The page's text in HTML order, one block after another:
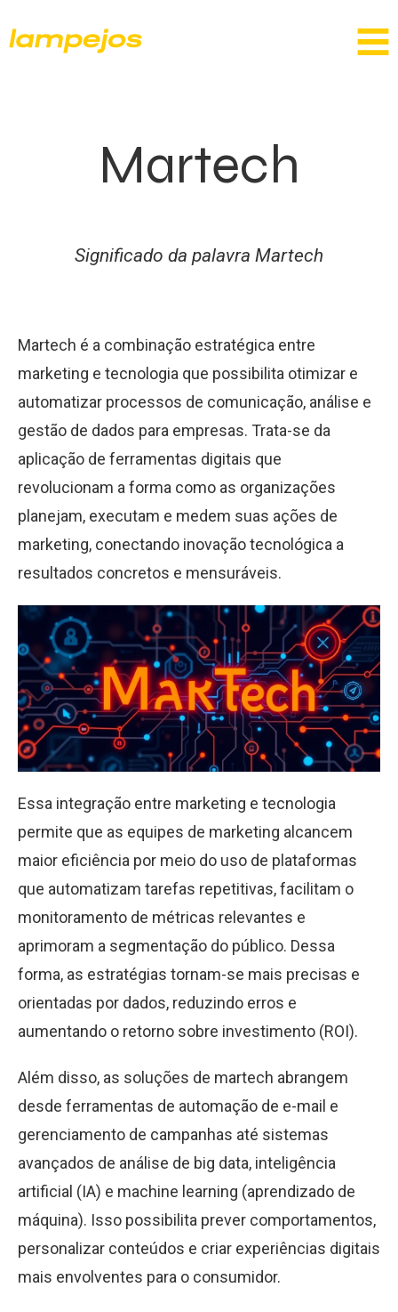
Martech
Significado da palavra Martech
Martech é a combinação estratégica entre
marketing e tecnologia que possibilita otimizar e
automatizar processos de comunicação, análise e
gestão de dados para empresas. Trata-se da
aplicação de ferramentas digitais que
revolucionam a forma como as organizações
planejam, executam e medem suas ações de
marketing, conectando inovação tecnológica a
resultados concretos e mensuráveis.
Essa integração entre marketing e tecnologia
permite que as equipes de marketing alcancem
maior eficiência por meio do uso de plataformas
que automatizam tarefas repetitivas, facilitam o
monitoramento de métricas relevantes e
aprimoram a segmentação do público. Dessa
forma, as estratégias tornam-se mais precisas e
orientadas por dados, reduzindo erros e
aumentando o retorno sobre investimento (ROI).
Além disso, as soluções de martech abrangem
desde ferramentas de automação de e-mail e
gerenciamento de campanhas até sistemas
avançados de análise de big data, inteligência
artificial (IA) e machine learning (aprendizado de
máquina). Isso possibilita prever comportamentos,
personalizar conteúdos e criar experiências digitais
mais envolventes para o consumidor.